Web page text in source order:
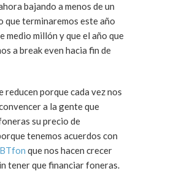
bajando a menos de un
que terminaremos este año
medio millón y que el año que
a break even hacia fin de
reducen porque cada vez nos
a la gente que
su precio de
tenemos acuerdos con
BTfon que nos hacen crecer
tener que financiar foneras.